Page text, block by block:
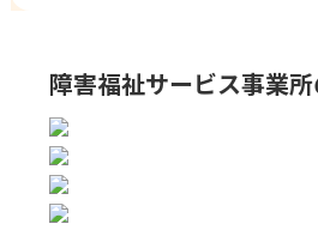
障害福祉サービス事業